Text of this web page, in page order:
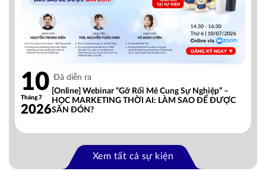
10
Tháng 7
2026
Đã diễn ra
[Online] Webinar “Gỡ Rối Mê Cung Sự Nghiệp” –
HỌC MARKETING THỜI AI: LÀM SAO ĐỂ ĐƯỢC
SĂN ĐÓN?
Xem tất cả sự kiện